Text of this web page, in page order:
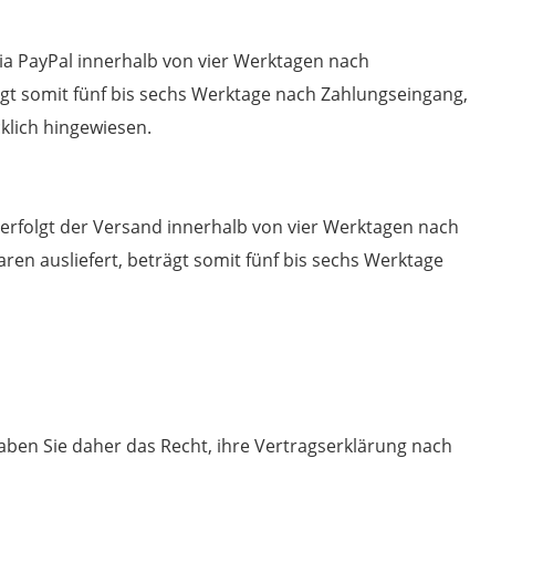
PayPal innerhalb von vier Werktagen nach
fünf bis sechs Werktage nach Zahlungseingang,
hingewiesen.
der Versand innerhalb von vier Werktagen nach
ausliefert, beträgt somit fünf bis sechs Werktage
Sie daher das Recht, ihre Vertragserklärung nach